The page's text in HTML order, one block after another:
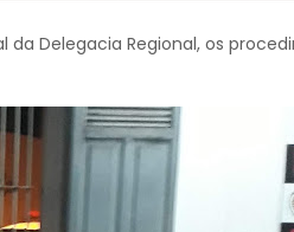
Delegacia Regional, os